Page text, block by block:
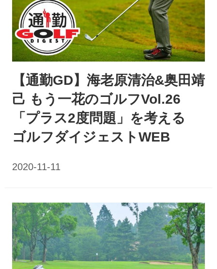
【通勤GD】海老原清治&奥田靖
己 もう一花のゴルフVol.26
「プラス2度問題」を考える
ゴルフダイジェストWEB